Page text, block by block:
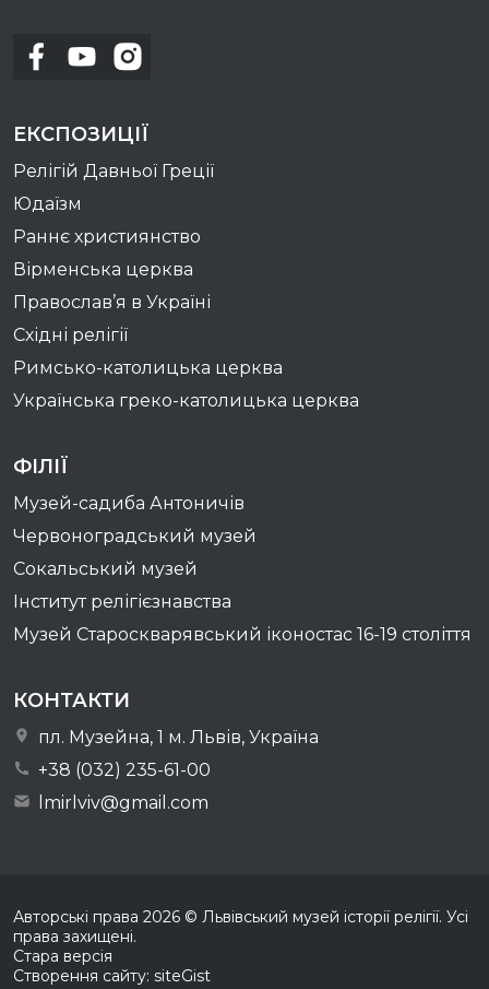
ЕКСПОЗИЦІЇ
Релігій Давньої Греції
Юдаїзм
Раннє християнство
Вірменська церква
Православ’я в Україні
Східні релігії
Римсько-католицька церква
Українська греко-католицька церква
ФІЛІЇ
Музей-садиба Антоничів
Червоноградський музей
Сокальський музей
Інститут релігієзнавства
Музей Староскварявський іконостас 16-19 cтоліття
КОНТАКТИ
пл. Музейна, 1 м. Львів, Україна
+38 (032) 235-61-00
lmirlviv@gmail.com
Авторські права 2026 © Львівський музей історії релігії. Усі
права захищені.
Стара версія
Створення сайту: siteGist